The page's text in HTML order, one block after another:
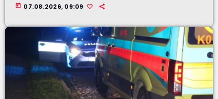
today 07.08.2026, 09:09